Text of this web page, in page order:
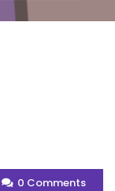
0 Comments